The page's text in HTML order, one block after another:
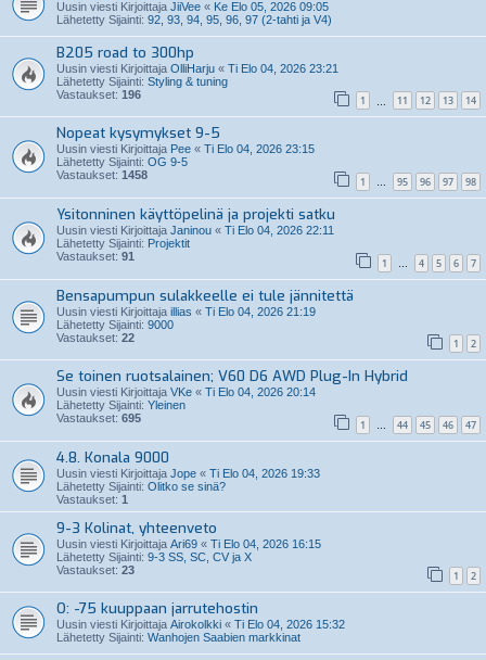
Uusin viesti Kirjoittaja JiiVee « Ke Elo 05, 2026 09:05
Lähetetty Sijainti: 92, 93, 94, 95, 96, 97 (2-tahti ja V4)
B205 road to 300hp
Uusin viesti Kirjoittaja OlliHarju « Ti Elo 04, 2026 23:21
Lähetetty Sijainti: Styling & tuning
Vastaukset: 196 1 11 12 13 14
Nopeat kysymykset 9-5
Uusin viesti Kirjoittaja Pee « Ti Elo 04, 2026 23:15
Lähetetty Sijainti: OG 9-5
Vastaukset: 1458 1 … 95 96 97 98
Ysitonninen käyttöpelinä ja projekti satku
Uusin viesti Kirjoittaja Janinou « Ti Elo 04, 2026 22:11
Lähetetty Sijainti: Projektit
Vastaukset: 91 1 … 4 5 6 7
Bensapumpun sulakkeelle ei tule jännitettä
Uusin viesti Kirjoittaja illias « Ti Elo 04, 2026 21:19
Lähetetty Sijainti: 9000
Vastaukset: 22 1 2
Se toinen ruotsalainen; V60 D6 AWD Plug-In Hybrid
Uusin viesti Kirjoittaja VKe « Ti Elo 04, 2026 20:14
Lähetetty Sijainti: Yleinen
Vastaukset: 695 1 … 44 45 46 47
4.8. Konala 9000
Uusin viesti Kirjoittaja Jope « Ti Elo 04, 2026 19:33
Lähetetty Sijainti: Olitko se sinä?
Vastaukset: 1
9-3 Kolinat, yhteenveto
Uusin viesti Kirjoittaja Ari69 « Ti Elo 04, 2026 16:15
Lähetetty Sijainti: 9-3 SS, SC, CV ja X
Vastaukset: 23 1 2
O: -75 kuuppaan jarrutehostin
Uusin viesti Kirjoittaja Airokolkki « Ti Elo 04, 2026 15:32
Lähetetty Sijainti: Wanhojen Saabien markkinat